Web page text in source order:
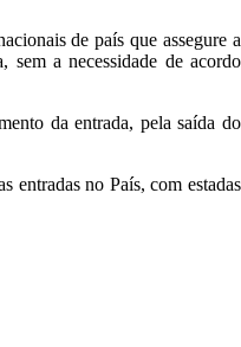
de país que assegure a
sem a necessidade de acordo
da entrada, pela saída do
entradas no País, com estadas